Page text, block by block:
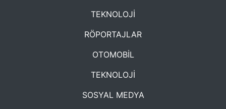
TEKNOLOJİ
RÖPORTAJLAR
OTOMOBİL
TEKNOLOJİ
SOSYAL MEDYA